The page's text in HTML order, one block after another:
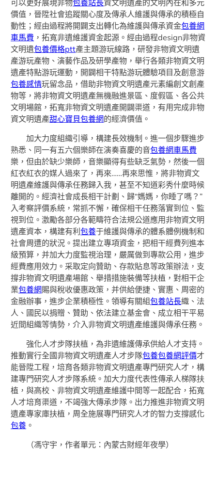
可以更好展現非物包養站長資文明遺產的文明內在和多元
價值，晉陞社會追蹤關心度及傳承人維護與傳承的積極自
動性；經由過程將開闢支出轉化為維護與傳承資金包養網
車馬費 ，拓寬非遺維護資金起源。經由過程design非物資
文明遺包養價格ptt產主題游玩線路，研發非物資文明遺
產游玩產物、演藝作品及研學產物，舉行各類非物資文明
遺產特點游玩運動，開闢相干特點游玩體驗項目及創意游
包養感情玩留念品，借助非物資文明遺產元素編創文創產
物等，將非物資文明遺產無機融進景區、度假區、各公共
文明場館，拓寬非物資文明遺產開闢渠道，有用完成非物
資文明遺產甜心寶貝包養網的經濟價值。
加大力度組織引導，構建長效機制。進一個步驟進步
熟悉、同一有五六個樂師在演奏喜慶的音包養網車馬費
樂，但由於缺少樂師，音樂顯得有些缺乏氣勢，然後一個
紅衣紅衣的媒人過來了，再來……再來思惟，將非物資文
明遺產維護與傳承任務歸入我，甚至不知道彩秀什麼時候
離開的。經濟社會成長相干計劃、歸“媽媽，你睡了嗎？”
入考察評價系統，常抓不懈，確保相干任務落實到位、監
視到位。激勵各部分各範疇符合法規公道應用非物資文明
遺產資本，構建有利包養于維護與傳承的體系體例機制和
社會周遭的狀況。提出建立專項資金，把相干經費列進本
級預算，并加大力度監視治理，嚴厲做到專款公用，進步
經費應用效力。采取定向贊助、存款貼息等政策辦法，支
撐非物資文明遺產場館、舉措措施裝備等扶植，對相干企
業包養網賜與稅收優惠政策，并供給便捷、實惠、周密的
金融辦事，進步企業積極性。領導有關組包養站長織、法
人、國民以捐贈、贊助、依法建立基金會、成立相干平易
近間組織等情勢，介入非物資文明遺產維護與傳承任務。
強化人才步隊扶植，為非遺維護傳承供給人才支持。
推動實行全國非物資文明遺產人才步隊包養包養網評價才
能晉陞工程，培育各類非物資文明遺產專門研究人才，構
建專門研究人才步隊系統。加大力度代表性傳承人梯隊扶
植，與高校、非物資文明遺產維護中間等一起配合，拓寬
人才培育渠道，不竭強大傳承步隊。出力推進非物資文明
遺產專家庫扶植，周全施展專門研究人才的智力支撐感化
包養 。
（馮守宇，作者單元：內蒙古財經年夜學）